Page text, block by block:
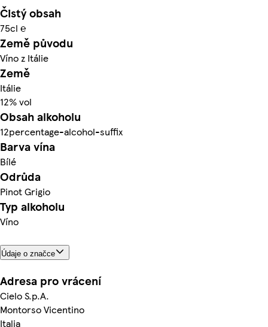
Čistý obsah
75cl ℮
Země původu
Víno z Itálie
Země
Itálie
12% vol
Obsah alkoholu
12percentage-alcohol-suffix
Barva vína
Bílé
Odrůda
Pinot Grigio
Typ alkoholu
Víno
Údaje o značce
Adresa pro vrácení
Cielo S.p.A.
Montorso Vicentino
Italia